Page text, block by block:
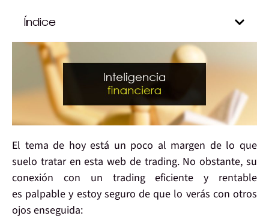
Índice
El tema de hoy está un poco al margen de lo que
suelo tratar en esta web de trading. No obstante, su
conexión con un trading eficiente y rentable
es palpable y estoy seguro de que lo verás con otros
ojos enseguida: